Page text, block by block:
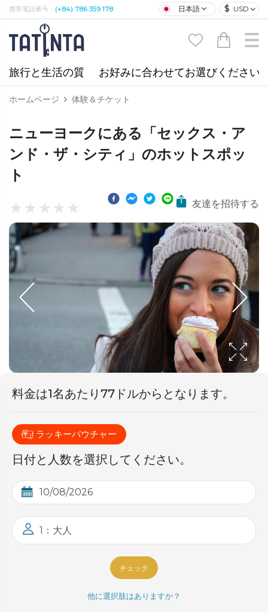
携帯電話番号： (+84) 786 359 178 日本語 $ USD
旅行と生活の質 お好みに合わせてお選びください
ホームページ 体験＆チケット
ニューヨークにある「セックス・ア
ンド・ザ・シティ」のホットスポッ
ト
友達を招待する
料金は1名あたり 77ドルからとなります。
ラッキーバウチャー
日付と人数を選択してください。
1：大人
チェック
他に選択肢はありますか？